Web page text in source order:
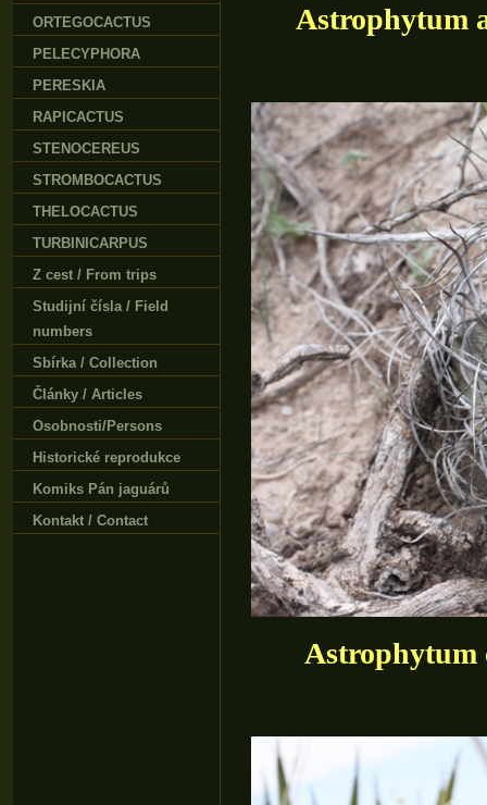
Astrophytum
Astrophytum
ORTEGOCACTUS
PELECYPHORA
PERESKIA
RAPICACTUS
STENOCEREUS
STROMBOCACTUS
THELOCACTUS
TURBINICARPUS
Z cest / From trips
Studijní čísla / Field
numbers
Sbírka / Collection
Články / Articles
Osobnosti/Persons
Historické reprodukce
Komiks Pán jaguárů
Kontakt / Contact